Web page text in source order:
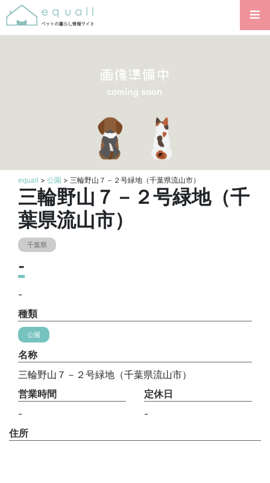
equall > 公園 > 三輪野山７－２号緑地（千葉県流山市）
三輪野山７－２号緑地（千
葉県流山市）
千葉県
-
-
種類
公園
名称
三輪野山７－２号緑地（千葉県流山市）
営業時間
-
定休日
-
住所